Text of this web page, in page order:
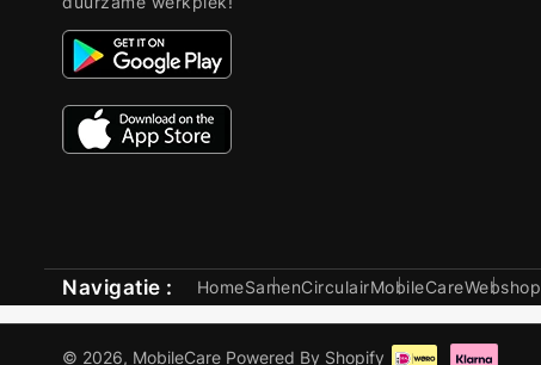
Navigatie : HomeSamenCirculairMobileCareWebshop
© 2026, MobileCare Powered By Shopify Betaalmethoden